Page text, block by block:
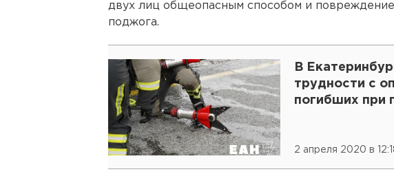
двух лиц общеопасным способом и
поджога.
В
трудности с
погибших при
2 апреля 2020 в